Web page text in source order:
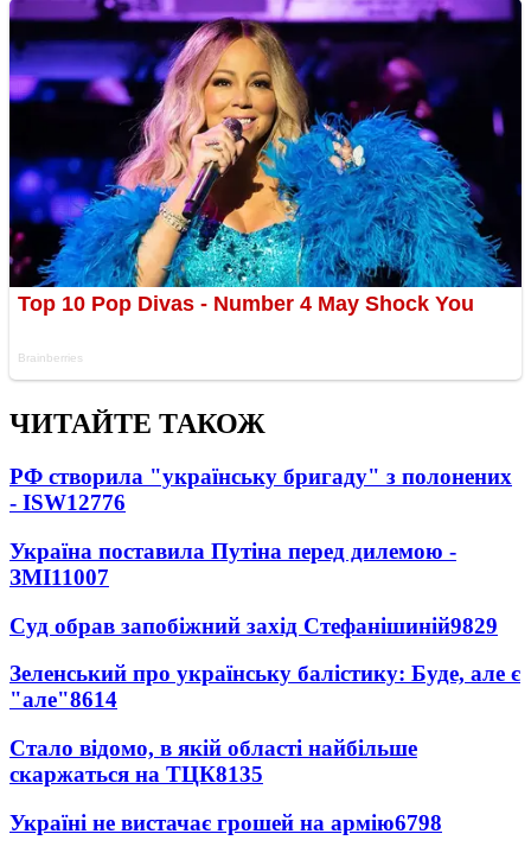
ЧИТАЙТЕ ТАКОЖ
РФ створила "українську бригаду" з полонених
- ISW12776
Україна поставила Путіна перед дилемою -
ЗМІ11007
Суд обрав запобіжний захід Стефанішиній9829
Зеленський про українську балістику: Буде, але є
"але"8614
Стало відомо, в якій області найбільше
скаржаться на ТЦК8135
Україні не вистачає грошей на армію6798